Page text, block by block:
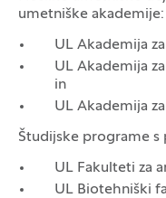
umetniške akademije:
UL Akademija
UL Akademija
in
UL Akademija
Študijske programe s
UL Fakulteti za
UL Biotehniški